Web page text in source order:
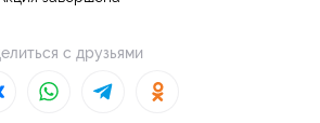
с друзьями